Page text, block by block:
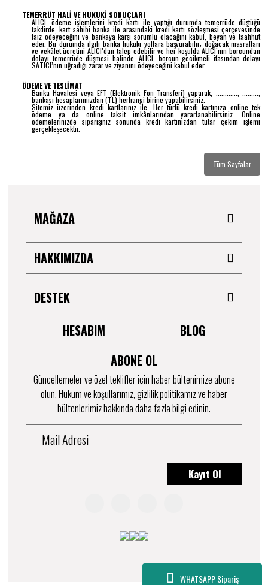
WHATSAPP Sipariş
TEMERRÜT HALİ VE HUKUKİ SONUÇLARI
ALICI, ödeme işlemlerini kredi kartı ile yaptığı durumda temerrüde düştüğü
takdirde, kart sahibi banka ile arasındaki kredi kartı sözleşmesi çerçevesinde
faiz ödeyeceğini ve bankaya karşı sorumlu olacağını kabul, beyan ve taahhüt
eder. Bu durumda ilgili banka hukuki yollara başvurabilir; doğacak masrafları
ve vekâlet ücretini ALICI’dan talep edebilir ve her koşulda ALICI’nın borcundan
dolayı temerrüde düşmesi halinde, ALICI, borcun gecikmeli ifasından dolayı
SATICI’nın uğradığı zarar ve ziyanını ödeyeceğini kabul eder.
ÖDEME VE TESLİMAT
Banka Havalesi veya EFT (Elektronik Fon Transferi) yaparak, ............, .........,
bankası hesaplarımızdan (TL) herhangi birine yapabilirsiniz.
Sitemiz üzerinden kredi kartlarınız ile, Her türlü kredi kartınıza online tek
ödeme ya da online taksit imkânlarından yararlanabilirsiniz. Online
ödemelerinizde siparişiniz sonunda kredi kartınızdan tutar çekim işlemi
gerçekleşecektir.
Tüm Sayfalar
MAĞAZA
HAKKIMIZDA
DESTEK
HESABIM
BLOG
ABONE OL
Güncellemeler ve özel teklifler için haber bültenimize abone
olun. Hüküm ve koşullarımız, gizlilik politikamız ve haber
bültenlerimiz hakkında daha fazla bilgi edinin.
Kayıt Ol